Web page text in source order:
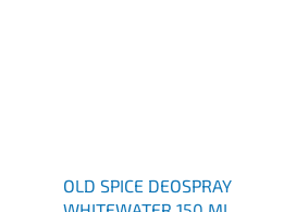
OLD SPICE DEOSPRAY